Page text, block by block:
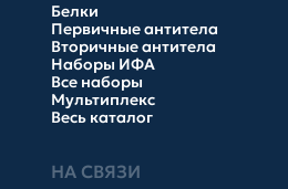
Белки
Первичные антитела
Вторичные антитела
Наборы ИФА
Все наборы
Мультиплекс
Весь каталог
НА СВЯЗИ